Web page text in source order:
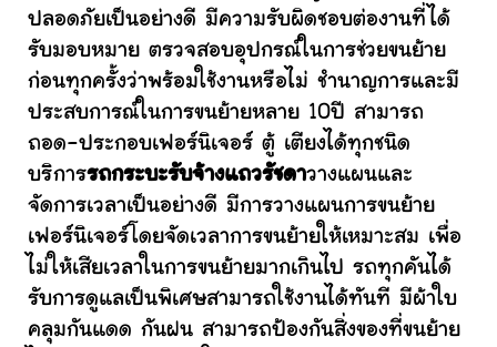
ปลอดภัยเป็นอย่างดี มีความรับผิดชอบต่องานที่ได้
รับมอบหมาย ตรวจสอบอุปกรณ์ในการช่วยขนย้าย
ก่อนทุกครั้งว่าพร้อมใช้งานหรือไม่ ชำนาญการและมี
ประสบการณ์ในการขนย้ายหลาย 10ปี สามารถ
ถอด-ประกอบเฟอร์นิเจอร์ ตู้ เตียงได้ทุกชนิด
บริการรถกระบะรับจ้างแถวรัชดาวางแผนและ
จัดการเวลาเป็นอย่างดี มีการวางแผนการขนย้าย
เฟอร์นิเจอร์โดยจัดเวลาการขนย้ายให้เหมาะสม เพื่อ
ไม่ให้เสียเวลาในการขนย้ายมากเกินไป รถทุกคันได้
รับการดูแลเป็นพิเศษสามารถใช้งานได้ทันที มีผ้าใบ
คลุมกันแดด กันฝน สามารถป้องกันสิ่งของที่ขนย้าย